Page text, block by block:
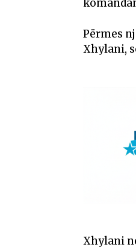
Përmes
Xhylani,
Xhylani